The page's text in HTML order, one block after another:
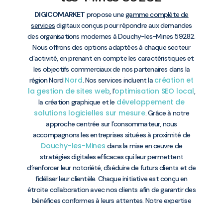
DIGICOMARKET propose unegamme complète de
servicesdigitaux conçus pour répondre aux demandes
des organisations modernes à Douchy-les-Mines 59282.
Nous offrons des options adaptées à chaque secteur
d’activité, en prenant en compte les caractéristiques et
les objectifs commerciaux de nos partenaires dans la
région NordNord. Nos services incluent la création et
la gestion de sites web, l’optimisation SEO local,
la création graphique et le développement de
solutions logicielles sur mesure. Grâce à notre
approche centrée sur l’consommateur, nous
accompagnons les entreprises situées à proximité de
Douchy-les-Mines dans la mise en œuvre de
stratégies digitales efficaces qui leur permettent
d’renforcer leur notoriété, d’séduire de futurs clients et de
fidéliser leur clientèle. Chaque initiative est conçu en
étroite collaboration avec nos clients afin de garantir des
bénéfices conformes à leurs attentes. Notre expertise